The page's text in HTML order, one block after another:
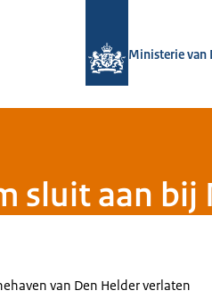
Ministerie van
sluit aan
van Den Helder verlaten